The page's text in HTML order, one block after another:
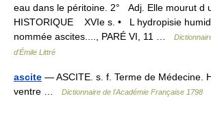
eau dans le péritoine. 2° Adj. Elle mourut d
HISTORIQUE XVIe s. • L hydropisie
nommée ascites...., PARÉ VI, 11 …
d'Émile Littré
ascite — ASCITE. s. f. Terme de Médecine.
ventre …
Dictionnaire de l'Académie Française 1798